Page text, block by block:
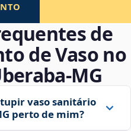
de
de Vaso no
vaso sanitário
perto de mim?